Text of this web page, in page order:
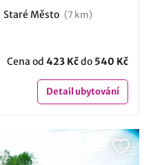
Staré Město (7 km)
Cena od 423 Kčdo 540 Kč
Detailubytování